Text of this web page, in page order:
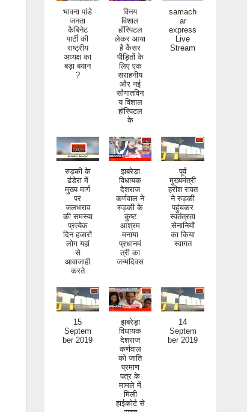
भावना पांडे
जनता
कैबिनेट
पार्टी की
राष्ट्रीय
अध्यक्ष का
बड़ा बयान
?
विनय
विशाल
हॉस्पिटल
लेकर आया
है कैंसर
पीड़ितों के
लिए एक
सराहनीय
और नई
सौगातविन
य विशाल
हॉस्पिटल
के
ar
express
Live
Stream
रुड़की के
ढंडेरा में
मुख्य मार्ग
पर
जलभराव
की समस्या
प्रत्येक
दिन हजारों
लोग यहां
से
आवाजाही
करते
झबरेड़ा
विधायक
देशराज
कर्णवाल ने
रुड़की के
कुष्ट
आश्रम
मनाया
प्रधानमं
त्री का
जन्मदिवस
पूर्व
मुख्यमंत्री
हरीश रावत
ने रुड़की
पहुंचकर
स्वतंत्रता
सेनानियों
का किया
स्वागत
Septem
ber 2019
झबरेड़ा
विधायक
देशराज
कर्णवाल
को जाति
प्रमाण
पत्र के
मामले में
मिली
हाईकोर्ट से
राहत
Septem
ber 2019